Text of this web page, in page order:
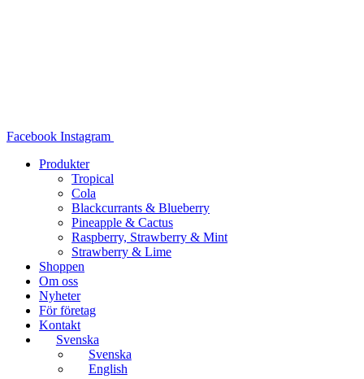
Facebook Instagram
Produkter
Tropical
Cola
Blackcurrants & Blueberry
Pineapple & Cactus
Raspberry, Strawberry & Mint
Strawberry & Lime
Shoppen
Om oss
Nyheter
För företag
Kontakt
Svenska
Svenska
English